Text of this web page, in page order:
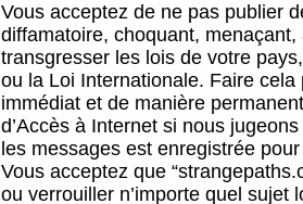
Vous acceptez de ne pas publier
diffamatoire, choquant,
transgresser les lois de votre
ou la Loi Internationale. Faire
immédiat et de manière
d’Accès à Internet si nous
les messages est enregistrée
Vous acceptez que
ou verrouiller n’importe quel sujet